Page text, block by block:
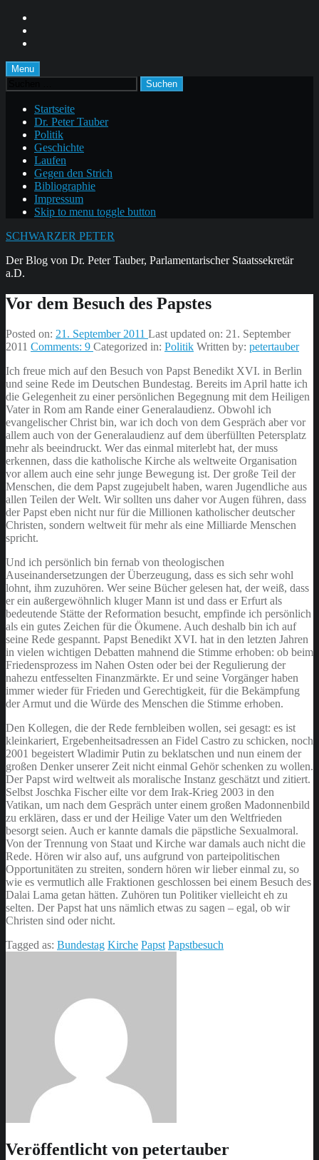
content
footer
Menu
Suchen
nach:
Startseite
Dr. Peter Tauber
Politik
Geschichte
Laufen
Gegen den Strich
Bibliographie
Impressum
Skip to menu toggle button
SCHWARZER PETER
Der Blog von Dr. Peter Tauber, Parlamentarischer Staatssekretär
a.D.
Vor dem Besuch des Papstes
Posted on: 21. September 2011 Last updated on: 21. September
2011 Comments: 9 Categorized in: Politik Written by: petertauber
Ich freue mich auf den Besuch von Papst Benedikt XVI. in Berlin
und seine Rede im Deutschen Bundestag. Bereits im April hatte ich
die Gelegenheit zu einer persönlichen Begegnung mit dem Heiligen
Vater in Rom am Rande einer Generalaudienz. Obwohl ich
evangelischer Christ bin, war ich doch von dem Gespräch aber vor
allem auch von der Generalaudienz auf dem überfüllten Petersplatz
mehr als beeindruckt. Wer das einmal miterlebt hat, der muss
erkennen, dass die katholische Kirche als weltweite Organisation
vor allem auch eine sehr junge Bewegung ist. Der große Teil der
Menschen, die dem Papst zugejubelt haben, waren Jugendliche aus
allen Teilen der Welt. Wir sollten uns daher vor Augen führen, dass
der Papst eben nicht nur für die Millionen katholischer deutscher
Christen, sondern weltweit für mehr als eine Milliarde Menschen
spricht.
Und ich persönlich bin fernab von theologischen
Auseinandersetzungen der Überzeugung, dass es sich sehr wohl
lohnt, ihm zuzuhören. Wer seine Bücher gelesen hat, der weiß, dass
er ein außergewöhnlich kluger Mann ist und dass er Erfurt als
bedeutende Stätte der Reformation besucht, empfinde ich persönlich
als ein gutes Zeichen für die Ökumene. Auch deshalb bin ich auf
seine Rede gespannt. Papst Benedikt XVI. hat in den letzten Jahren
in vielen wichtigen Debatten mahnend die Stimme erhoben: ob beim
Friedensprozess im Nahen Osten oder bei der Regulierung der
nahezu entfesselten Finanzmärkte. Er und seine Vorgänger haben
immer wieder für Frieden und Gerechtigkeit, für die Bekämpfung
der Armut und die Würde des Menschen die Stimme erhoben.
Den Kollegen, die der Rede fernbleiben wollen, sei gesagt: es ist
kleinkariert, Ergebenheitsadressen an Fidel Castro zu schicken, noch
2001 begeistert Wladimir Putin zu beklatschen und nun einem der
großen Denker unserer Zeit nicht einmal Gehör schenken zu wollen.
Der Papst wird weltweit als moralische Instanz geschätzt und zitiert.
Selbst Joschka Fischer eilte vor dem Irak-Krieg 2003 in den
Vatikan, um nach dem Gespräch unter einem großen Madonnenbild
zu erklären, dass er und der Heilige Vater um den Weltfrieden
besorgt seien. Auch er kannte damals die päpstliche Sexualmoral.
Von der Trennung von Staat und Kirche war damals auch nicht die
Rede. Hören wir also auf, uns aufgrund von parteipolitischen
Opportunitäten zu streiten, sondern hören wir lieber einmal zu, so
wie es vermutlich alle Fraktionen geschlossen bei einem Besuch des
Dalai Lama getan hätten. Zuhören tun Politiker vielleicht eh zu
selten. Der Papst hat uns nämlich etwas zu sagen – egal, ob wir
Christen sind oder nicht.
Tagged as: Bundestag Kirche Papst Papstbesuch
Veröffentlicht von petertauber